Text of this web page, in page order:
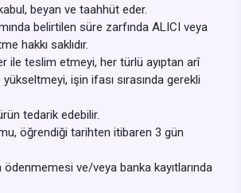
beyan ve taahhüt eder.
belirtilen süre zarfında ALICI veya
hakkı saklıdır.
ile teslim etmeyi, her türlü ayıptan arî
işin ifası sırasında gerekli
tedarik edebilir.
öğrendiği tarihten itibaren 3 gün
ve/veya banka kayıtlarında